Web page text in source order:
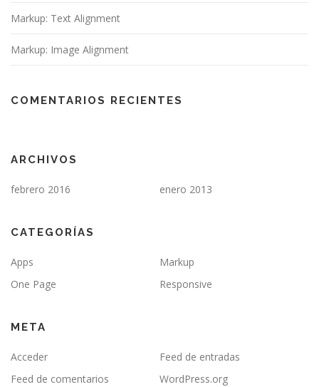
Markup: Text Alignment
Markup: Image Alignment
COMENTARIOS RECIENTES
ARCHIVOS
febrero 2016 enero 2013
CATEGORÍAS
Apps
Markup
One Page
Responsive
META
Acceder
Feed de entradas
Feed de comentarios
WordPress.org